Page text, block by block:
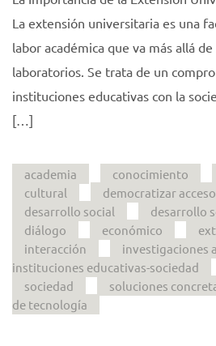
La extensión universitaria es una
labor académica que va más allá de
laboratorios. Se trata de un
instituciones educativas con la
[…]
academia conocimiento
cultural
democratizar
desarrollo social
desarrollo
diálogo
económico
interacción
investigaciones
instituciones educativas-sociedad
sociedad
soluciones
de tecnología